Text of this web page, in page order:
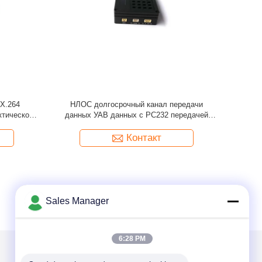
Х.265
дуплексный приемопередатчик видео-
данным по системы канала передачи
Контакт
Sales Manager
6:28 PM